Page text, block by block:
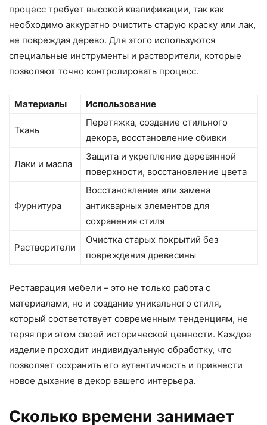
процесс требует высокой квалификации, так как
необходимо аккуратно очистить старую краску или лак,
не повреждая дерево. Для этого используются
специальные инструменты и растворители, которые
позволяют точно контролировать процесс.
Материалы Использование
Ткань
Перетяжка, создание стильного
декора, восстановление обивки
Лаки и масла
Защита и укрепление деревянной
поверхности, восстановление цвета
Фурнитура
Восстановление или замена
антикварных элементов для
сохранения стиля
Растворители
Очистка старых покрытий без
повреждения древесины
Реставрация мебели – это не только работа с
материалами, но и создание уникального стиля,
который соответствует современным тенденциям, не
теряя при этом своей исторической ценности. Каждое
изделие проходит индивидуальную обработку, что
позволяет сохранить его аутентичность и привнести
новое дыхание в декор вашего интерьера.
Сколько времени занимает